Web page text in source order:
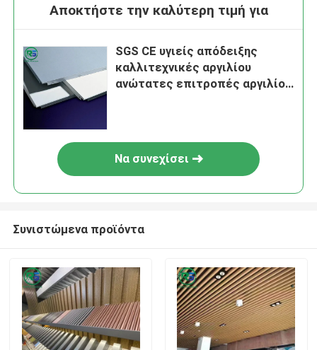
Αποκτήστε την καλύτερη τιμή για
SGS CE υγιείς απόδειξης
καλλιτεχνικές αργιλίου
ανώτατες επιτροπές αργιλίου
Να συνεχίσει
Συνιστώμενα προϊόντα